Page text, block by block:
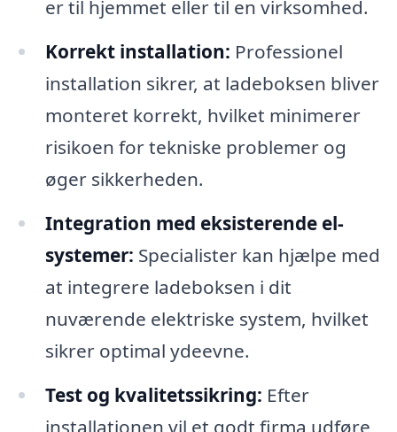
er til hjemmet eller til en virksomhed.
Korrekt installation: Professionel
installation sikrer, at ladeboksen bliver
monteret korrekt, hvilket minimerer
risikoen for tekniske problemer og
øger sikkerheden.
Integration med eksisterende el-
systemer: Specialister kan hjælpe med
at integrere ladeboksen i dit
nuværende elektriske system, hvilket
sikrer optimal ydeevne.
Test og kvalitetssikring: Efter
installationen vil et godt firma udføre